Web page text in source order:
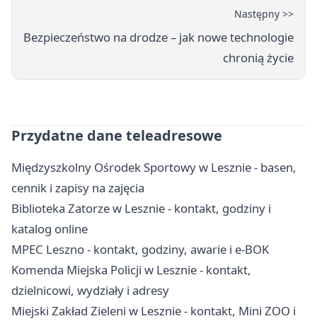
Następny >>
Bezpieczeństwo na drodze – jak nowe technologie
chronią życie
Przydatne dane teleadresowe
Międzyszkolny Ośrodek Sportowy w Lesznie - basen,
cennik i zapisy na zajęcia
Biblioteka Zatorze w Lesznie - kontakt, godziny i
katalog online
MPEC Leszno - kontakt, godziny, awarie i e-BOK
Komenda Miejska Policji w Lesznie - kontakt,
dzielnicowi, wydziały i adresy
Miejski Zakład Zieleni w Lesznie - kontakt, Mini ZOO i